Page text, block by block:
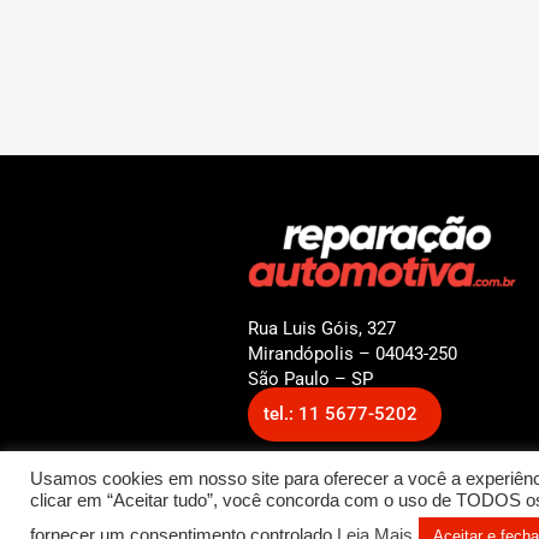
Rua Luis Góis, 327
Mirandópolis – 04043-250
São Paulo – SP
tel.: 11 5677-5202
© 2022 Reparação
Usamos cookies em nosso site para oferecer a você a
clicar em “Aceitar tudo”, você concorda com o uso de TODOS